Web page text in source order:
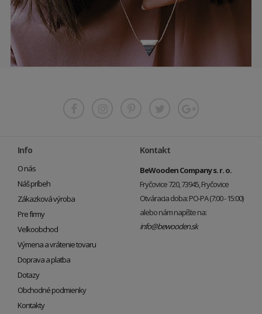
Info
O nás
Náš príbeh
Zákazková výroba
Pre firmy
Veľkoobchod
Výmena a vrátenie tovaru
Doprava a platba
Dotazy
Obchodné podmienky
Kontakty
Kontakt
BeWooden Company s. r. o.
Fryčovice 720, 73945, Fryčovice
Otváracia doba: PO-PA (7:00 - 15:00)
alebo nám napíšte na:
info@bewooden.sk